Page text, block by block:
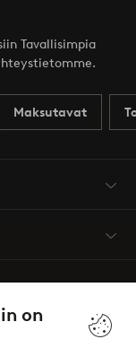
on
Tavallisimpia
Maksutavat